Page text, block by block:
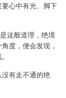
心中有光、脚下
这般道理，绝境
度，便会发现，
有走不通的绝